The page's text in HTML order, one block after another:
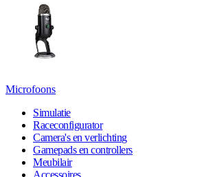
Microfoons
Simulatie
Raceconfigurator
Camera's en verlichting
Gamepads en controllers
Meubilair
Accessoires